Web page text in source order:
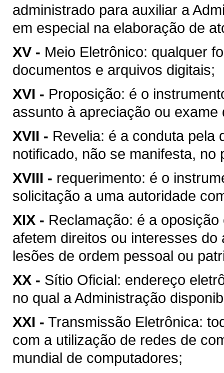
administrado para auxiliar a
em especial na elaboração de
XV - Meio Eletrônico: qualquer
documentos e arquivos digitais;
XVI - Proposição: é o
assunto à apreciação ou
XVII - Revelia: é a conduta pela
notificado, não se manifesta, no
XVIII - requerimento: é o
solicitação a uma autoridade
XIX - Reclamação: é a
afetem direitos ou interesses
lesões de ordem pessoal ou
XX - Sítio Oficial: endereço
no qual a Administração
XXI - Transmissão Eletrônica:
com a utilização de redes de
mundial de computadores;